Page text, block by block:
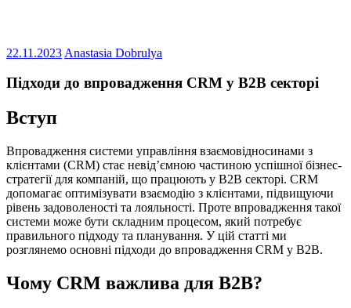
22.11.2023 Anastasia Dobrulya
Підходи до впровадження CRM у B2B секторі
Вступ
Впровадження системи управління взаємовідносинами з
клієнтами (CRM) стає невід’ємною частиною успішної бізнес-
стратегії для компаній, що працюють у B2B секторі. CRM
допомагає оптимізувати взаємодію з клієнтами, підвищуючи
рівень задоволеності та лояльності. Проте впровадження такої
системи може бути складним процесом, який потребує
правильного підходу та планування. У цій статті ми
розглянемо основні підходи до впровадження CRM у B2B.
Чому CRM важлива для B2B?